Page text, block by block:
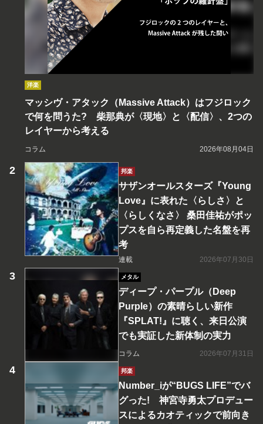
洋楽
マッシヴ・アタック（Massive Attack）はフジロック
で何を問うた? 柴那典が〈現地〉と〈配信〉、2つの
レイヤーから考える
コラム 2026年08月04日
邦楽
サザンオールスターズ『Young
Love』に表れた〈らしさ〉と
〈らしくなさ〉 桑田佳祐がポッ
プスを自ら再定義した名盤を再
考
連載 2026年07月30日
メタル
ディープ・パープル（Deep
Purple）の素晴らしい新作
『SPLAT!』に聴く、来日公演
でも実証した新体制の実力
コラム 2026年07月31日
邦楽
Number_iが“BUGS LIFE”でバ
グった! 神宮寺勇太プロデュー
スによるカオティックで前向き